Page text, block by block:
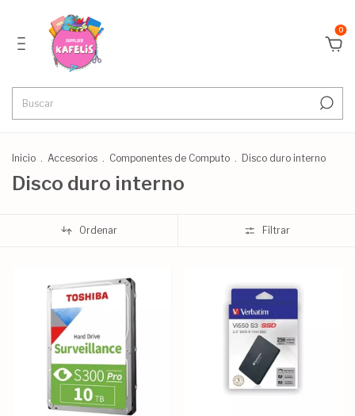
0
Inicio . Accesorios . Componentes de Computo . Disco duro interno
Disco duro interno
Ordenar Filtrar